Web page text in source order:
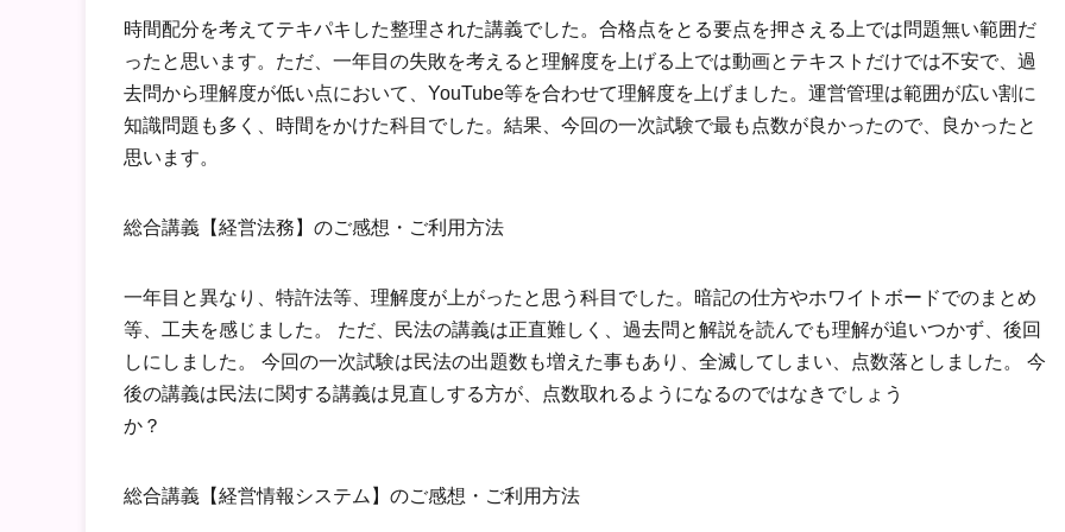
時間配分を考えてテキパキした整理された講義でした。合格点をとる要点を押さえる上では問題無い範囲だ
ったと思います。ただ、一年目の失敗を考えると理解度を上げる上では動画とテキストだけでは不安で、過
去問から理解度が低い点において、YouTube等を合わせて理解度を上げました。運営管理は範囲が広い割に
知識問題も多く、時間をかけた科目でした。結果、今回の一次試験で最も点数が良かったので、良かったと
思います。
総合講義【経営法務】のご感想・ご利用方法
一年目と異なり、特許法等、理解度が上がったと思う科目でした。暗記の仕方やホワイトボードでのまとめ
等、工夫を感じました。 ただ、民法の講義は正直難しく、過去問と解説を読んでも理解が追いつかず、後回
しにしました。 今回の一次試験は民法の出題数も増えた事もあり、全滅してしまい、点数落としました。 今
後の講義は民法に関する講義は見直しする方が、点数取れるようになるのではなきでしょう
か？
総合講義【経営情報システム】のご感想・ご利用方法